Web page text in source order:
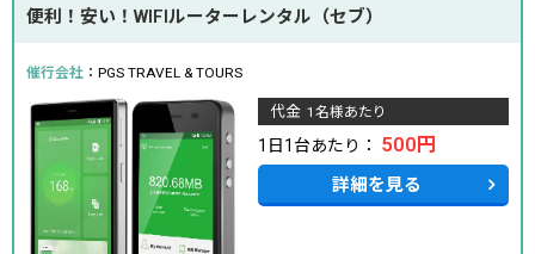
便利！安い！WIFIルーターレンタル（セブ）
催行会社 ：PGS TRAVEL & TOURS
代金 1名様あたり
1日1台あたり： 500円
詳細を見る